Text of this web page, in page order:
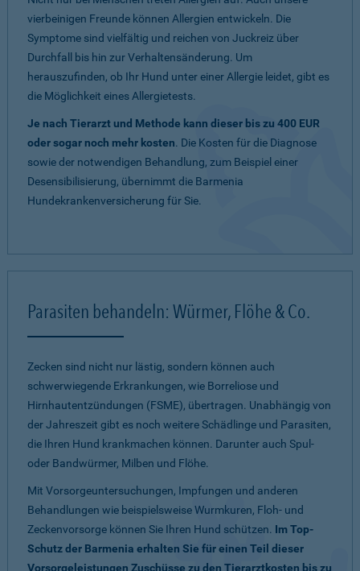
vierbeinigen Freunde können Allergien entwickeln. Die
Symptome sind vielfältig und reichen von Juckreiz über
Durchfall bis hin zur Verhaltensänderung. Um
herauszufinden, ob Ihr Hund unter einer Allergie leidet, gibt es
die Möglichkeit eines Allergietests.
Je nach Tierarzt und Methode kann dieser bis zu 400 EUR
oder sogar noch mehr kosten. Die Kosten für die Diagnose
sowie der notwendigen Behandlung, zum Beispiel einer
Desensibilisierung, übernimmt die Barmenia
Hundekrankenversicherung für Sie.
Parasiten behandeln: Würmer, Flöhe & Co.
Zecken sind nicht nur lästig, sondern können auch
schwerwiegende Erkrankungen, wie Borreliose und
Hirnhautentzündungen (FSME), übertragen. Unabhängig von
der Jahreszeit gibt es noch weitere Schädlinge und Parasiten,
die Ihren Hund krankmachen können. Darunter auch Spul-
oder Bandwürmer, Milben und Flöhe.
Mit Vorsorgeuntersuchungen, Impfungen und anderen
Behandlungen wie beispielsweise Wurmkuren, Floh- und
Zeckenvorsorge können Sie Ihren Hund schützen. Im Top-
Schutz der Barmenia erhalten Sie für einen Teil dieser
Vorsorgeleistungen Zuschüsse zu den Tierarztkosten bis zu